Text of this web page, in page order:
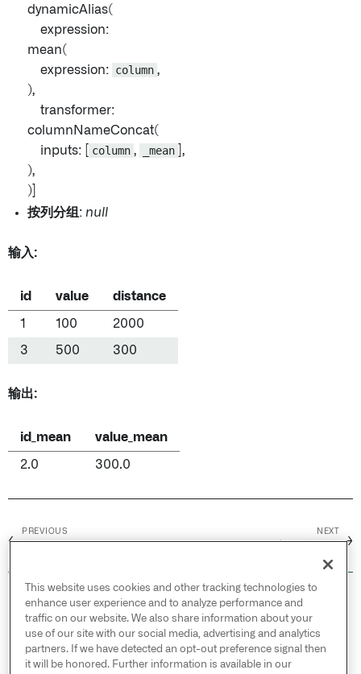
dynamicAlias(
expression:
mean(
expression: column ,
),
transformer:
columnNameConcat(
inputs: [
column , _mean ],
),
)]
按列分组 : null
输入:
id value distance
1 100 2000
3 500 300
输出:
id_mean value_mean
2.0 300.0
←
PREVIOUS NEXT
→
© 2026 Palantir Technologies Inc. All rights
reserved.
Cookies Statement ↗
Privacy Statement ↗
This website uses cookies and other tracking technologies to
enhance user experience and to analyze performance and
traffic on our website. We also share information about your
use of our site with our social media, advertising and analytics
partners. If we have detected an opt-out preference signal then
it will be honored. Further information is available in our